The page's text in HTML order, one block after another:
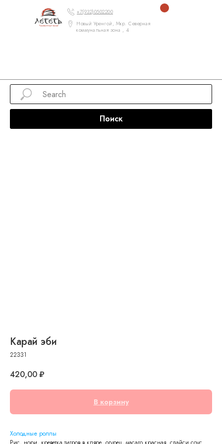
+7(932)0502200
Новый Уренгой, Мкр. Северная
коммунальная зона , 4
Поиск
Карай эби
22331
420,00₽
В корзину
Холодные роллы